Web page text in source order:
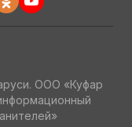
ООО «Куфар